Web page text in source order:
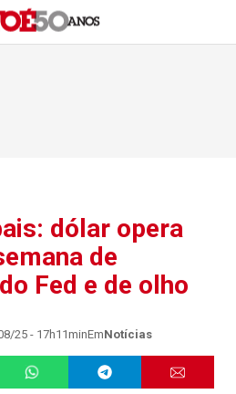
dólar opera
de
Fed e de olho
25 - 17h11minEmNotícias